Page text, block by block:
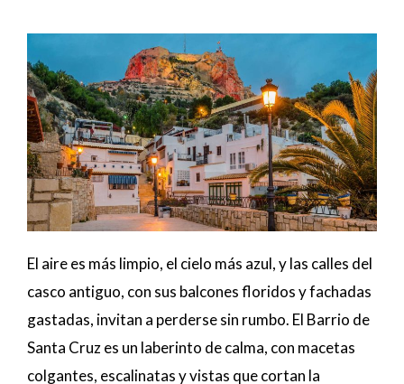
El aire es más limpio, el cielo más azul, y las calles del
casco antiguo, con sus balcones floridos y fachadas
gastadas, invitan a perderse sin rumbo. El Barrio de
Santa Cruz es un laberinto de calma, con macetas
colgantes, escalinatas y vistas que cortan la